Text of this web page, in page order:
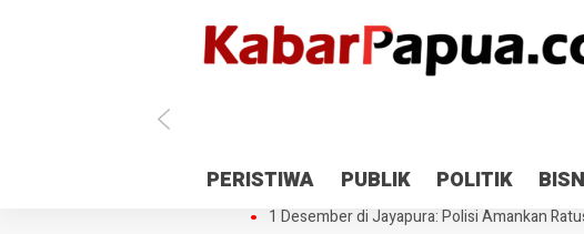
PERISTIWA PUBLIK POLITIK
Antisipasi 1 Desember, TNI Polri Patroli 2×24
Gedung Perpustakaan SMPN 5 Sentani
1 Desember di Jayapura: Polisi Amankan